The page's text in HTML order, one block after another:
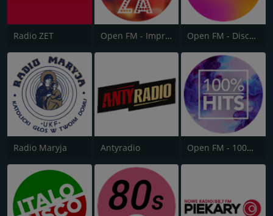
Radio ZET Open FM - Impreza Open FM - Disco Polo
Radio Maryja Antyradio Open FM - 100% Hits